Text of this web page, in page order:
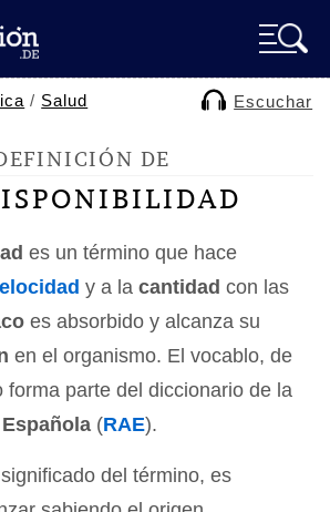
/ Salud Escuchar
DE
es un término que hace
y a la cantidad con las
es absorbido y alcanza su
en el organismo. El vocablo, de
forma parte del diccionario de la
(RAE).
del término, es